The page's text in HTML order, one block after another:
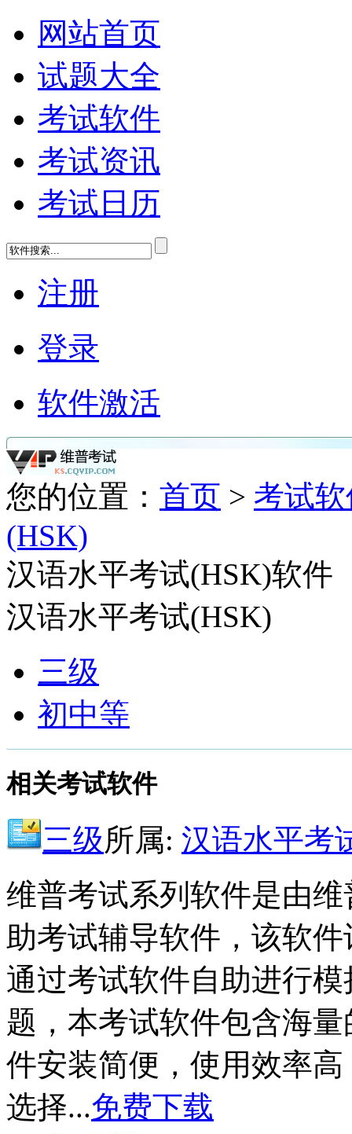
网站首页
试题大全
考试软件
考试资讯
考试日历
注册
登录
软件激活
您的位置： 首页 > 考试
(HSK)
汉语水平考试(HSK)软件
汉语水平考试(HSK)
三级
初中等
相关考试软件
三级所属: 汉语水平考
维普考试系列软件是由
助考试辅导软件，该软
通过考试软件自助进行
题，本考试软件包含海
件安装简便，使用效率
选择...免费下载